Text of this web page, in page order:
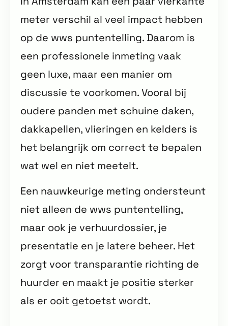
meter verschil al veel impact hebben
op de wws puntentelling. Daarom is
een professionele inmeting vaak
geen luxe, maar een manier om
discussie te voorkomen. Vooral bij
oudere panden met schuine daken,
dakkapellen, vlieringen en kelders is
het belangrijk om correct te bepalen
wat wel en niet meetelt.
Een nauwkeurige meting ondersteunt
niet alleen de wws puntentelling,
maar ook je verhuurdossier, je
presentatie en je latere beheer. Het
zorgt voor transparantie richting de
huurder en maakt je positie sterker
als er ooit getoetst wordt.